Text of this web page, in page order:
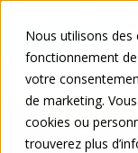
Nous utilisons des
fonctionnement
votre
de marketing.
cookies ou
trouverez plus
DEFR
Open menu